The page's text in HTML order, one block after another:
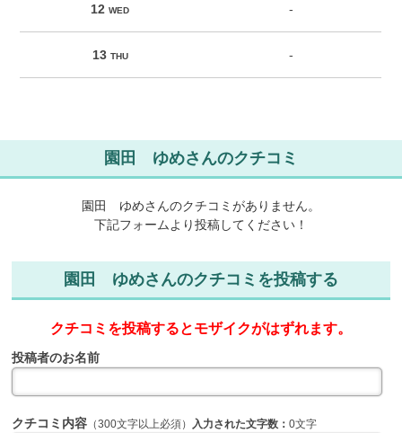
12WED -
13 THU -
園田 ゆめさんのクチコミ
園田 ゆめさんのクチコミがありません。
下記フォームより投稿してください！
園田 ゆめさんのクチコミを投稿する
クチコミを投稿するとモザイクがはずれます。
投稿者のお名前
クチコミ内容 （300文字以上必須） 入力された文字数：0文字